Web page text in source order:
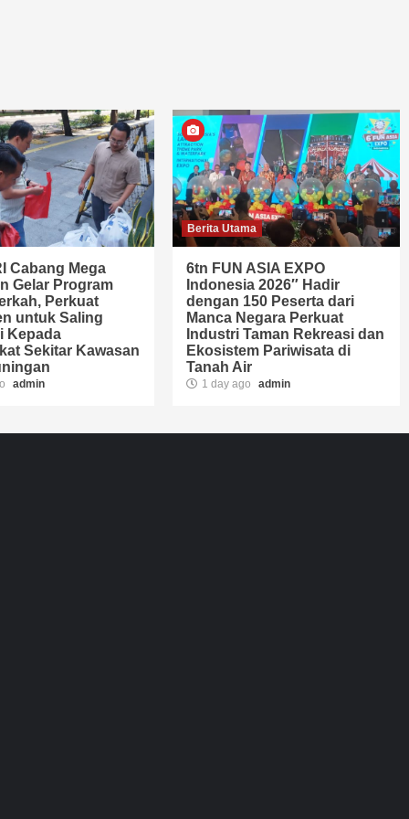
Cabang Mega
Gelar Program
Perkuat
untuk Saling
Kepada
Sekitar Kawasan
admin
Berita Utama
6tn FUN ASIA EXPO
Indonesia 2026″ Hadir
dengan 150 Peserta dari
Manca Negara Perkuat
Industri Taman Rekreasi dan
Ekosistem Pariwisata di
Tanah Air
1 day ago admin